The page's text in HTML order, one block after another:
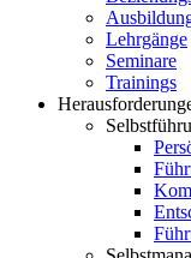
Lehrgänge
Seminare
Trainings